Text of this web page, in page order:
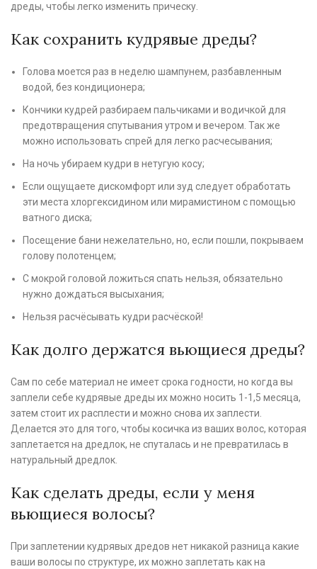
дреды, чтобы легко изменить прическу.
Как сохранить кудрявые дреды?
Голова моется раз в неделю шампунем, разбавленным
водой, без кондиционера;
Кончики кудрей разбираем пальчиками и водичкой для
предотвращения спутывания утром и вечером. Так же
можно использовать спрей для легко расчесывания;
На ночь убираем кудри в нетугую косу;
Если ощущаете дискомфорт или зуд следует обработать
эти места хлоргексидином или мирамистином с помощью
ватного диска;
Посещение бани нежелательно, но, если пошли, покрываем
голову полотенцем;
С мокрой головой ложиться спать нельзя, обязательно
нужно дождаться высыхания;
Нельзя расчёсывать кудри расчёской!
Как долго держатся вьющиеся дреды?
Сам по себе материал не имеет срока годности, но когда вы
заплели себе кудрявые дреды их можно носить 1-1,5 месяца,
затем стоит их расплести и можно снова их заплести.
Делается это для того, чтобы косичка из ваших волос, которая
заплетается на дредлок, не спуталась и не превратилась в
натуральный дредлок.
Как сделать дреды, если у меня
вьющиеся волосы?
При заплетении кудрявых дредов нет никакой разница какие
ваши волосы по структуре, их можно заплетать как на